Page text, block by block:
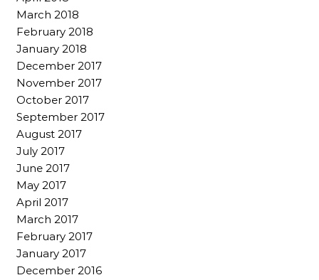
March 2018
February 2018
January 2018
December 2017
November 2017
October 2017
September 2017
August 2017
July 2017
June 2017
May 2017
April 2017
March 2017
February 2017
January 2017
December 2016